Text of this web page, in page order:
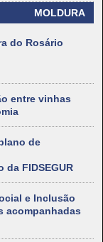
MOLDURA
do Rosário
entre vinhas
de
da FIDSEGUR
e Inclusão
acompanhadas